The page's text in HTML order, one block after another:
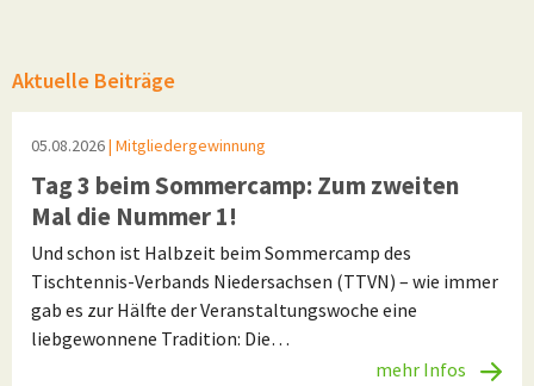
Aktuelle Beiträge
05.08.2026| Mitgliedergewinnung
Tag 3 beim Sommercamp: Zum zweiten
Mal die Nummer 1!
Und schon ist Halbzeit beim Sommercamp des
Tischtennis-Verbands Niedersachsen (TTVN) – wie immer
gab es zur Hälfte der Veranstaltungswoche eine
liebgewonnene Tradition: Die…
mehr Infos